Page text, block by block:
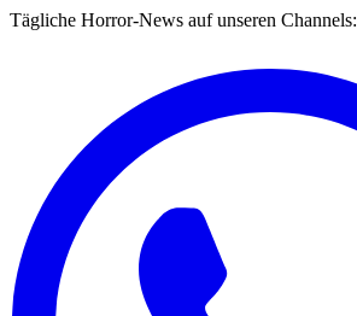
Tägliche Horror-News auf unseren Channels: